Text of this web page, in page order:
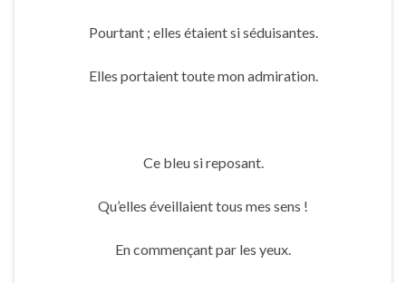
Pourtant ; elles étaient si séduisantes.
Elles portaient toute mon admiration.
Ce bleu si reposant.
Qu’elles éveillaient tous mes sens !
En commençant par les yeux.